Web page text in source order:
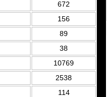
672
156
89
38
10769
2538
114